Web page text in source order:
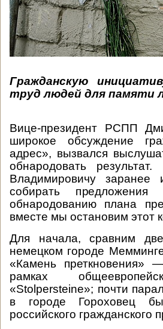
Гражданскую
труд людей для памяти
Вице-президент РСПП
широкое обсуждение
адрес», вызвался
обнародовать
Владимировичу
собирать
обнародованию плана
вместе мы остановим этот
Для начала, сравним
немецком городе
«Камень преткновения»
рамках
«Stolpersteine»; почти
в городе Гороховец
российского гражданского